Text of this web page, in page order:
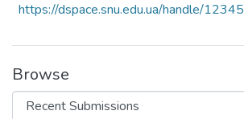
https://dspace.snu.edu.ua/handle/
Browse